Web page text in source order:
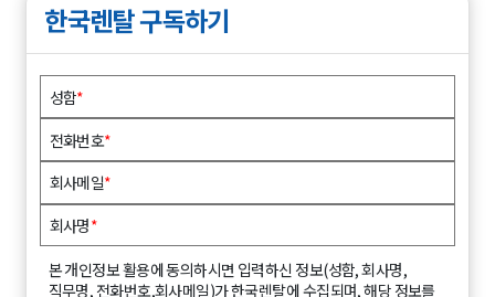
한국렌탈 구독하기
성함*
전화번호*
회사메일*
회사명*
본 개인정보 활용에 동의하시면 입력하신 정보(성함, 회사명,
직무명, 전화번호,회사메일)가 한국렌탈에 수집되며, 해당 정보를